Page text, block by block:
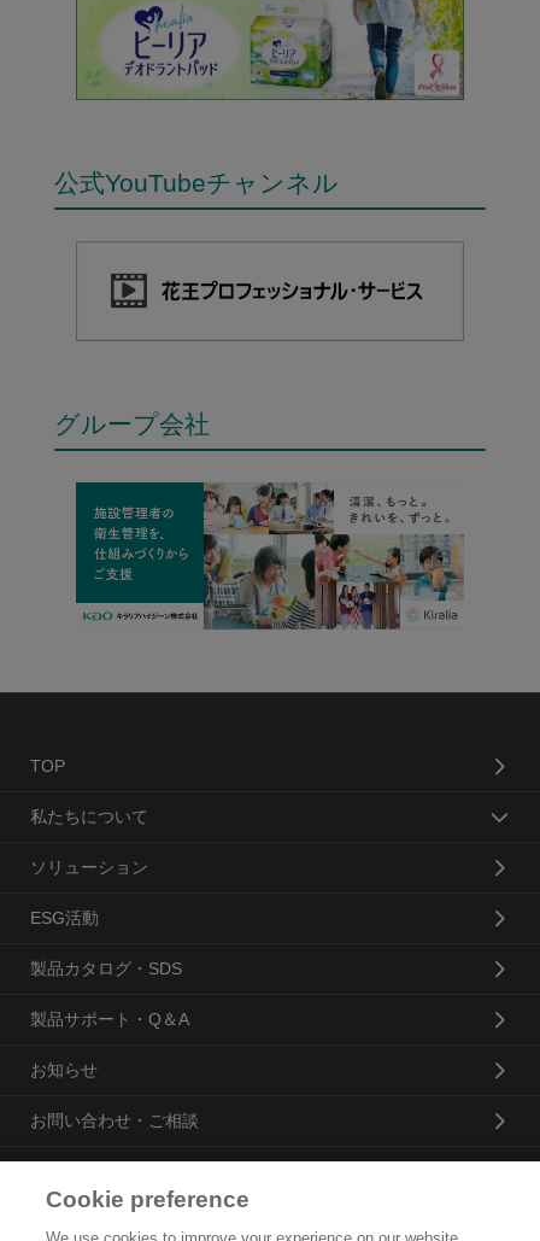
公式YouTubeチャンネル
グループ会社
TOP
私たちについて
ソリューション
ESG活動
製品カタログ・SDS
製品サポート・Q＆A
お知らせ
お問い合わせ・ご相談
Cookie preference